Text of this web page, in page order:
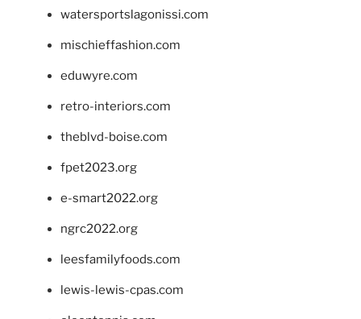
watersportslagonissi.com
mischieffashion.com
eduwyre.com
retro-interiors.com
theblvd-boise.com
fpet2023.org
e-smart2022.org
ngrc2022.org
leesfamilyfoods.com
lewis-lewis-cpas.com